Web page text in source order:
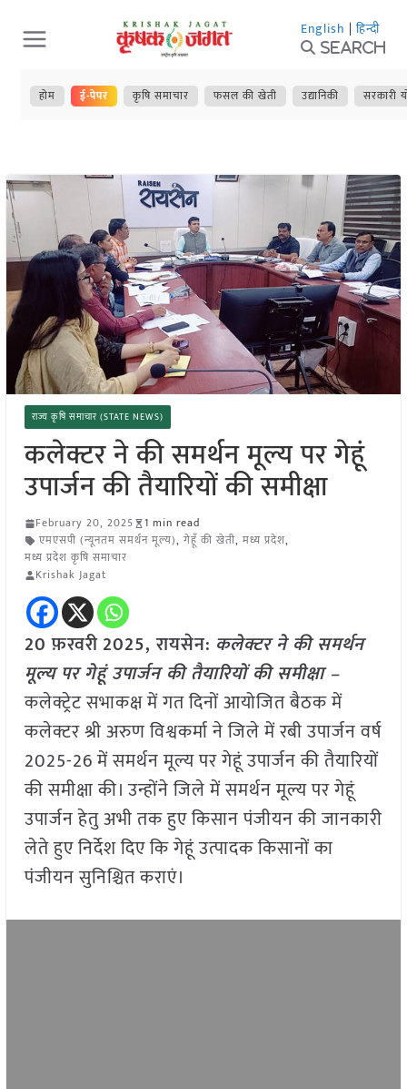
Skip
to
content
English | हिन्दी
Search
होम ई-पेपर कृषि समाचार फसल की खेती उद्यानिकी सरकारी
राज्य कृषि समाचार (STATE NEWS)
कलेक्टर ने की समर्थन मूल्य पर गेहूं
उपार्जन की तैयारियों की समीक्षा
February 20, 2025
1 min read
एमएसपी (न्यूनतम समर्थन मूल्य), गेहूँ की खेती, मध्य प्रदेश,
मध्य प्रदेश कृषि समाचार
Krishak Jagat
20 फ़रवरी2025,रायसेन: कलेक्टर ने की समर्थन
मूल्य पर गेहूं उपार्जन की तैयारियों की समीक्षा –
कलेक्ट्रेट सभाकक्ष में गत दिनों आयोजित बैठक में
कलेक्टर श्री अरुण विश्वकर्मा ने जिले में रबी उपार्जन वर्ष
2025-26 में समर्थन मूल्य पर गेहूं उपार्जन की तैयारियों
की समीक्षा की। उन्होंने जिले में समर्थन मूल्य पर गेहूं
उपार्जन हेतु अभी तक हुए किसान पंजीयन की जानकारी
लेते हुए निर्देश दिए कि गेहूं उत्पादक किसानों का
पंजीयन सुनिश्चित कराएं।